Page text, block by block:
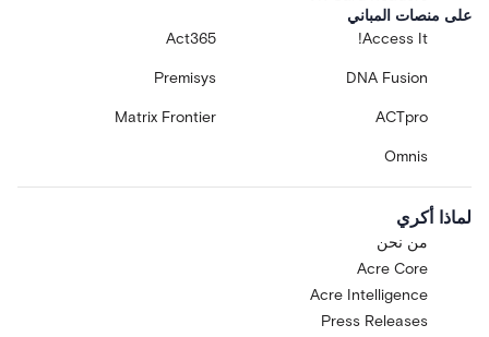
على منصات المباني
Access It!
Act365
DNA Fusion
Premisys
ACTpro
Matrix Frontier
Omnis
لماذا أكري
من نحن
Acre Core
Acre Intelligence
Press Releases